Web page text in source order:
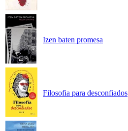
Izen baten promesa
Filosofia para desconfiados